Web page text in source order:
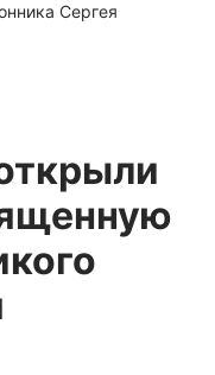
Сергея